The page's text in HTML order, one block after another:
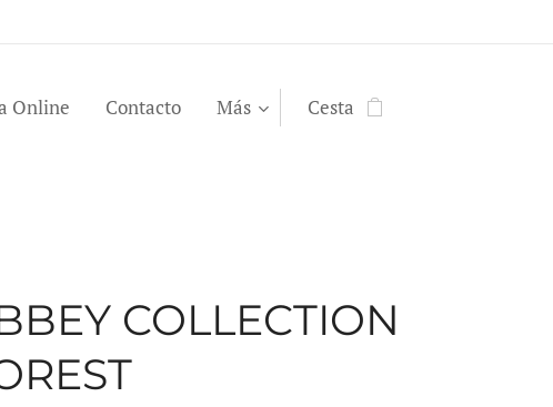
Online Contacto Más Cesta
COLLECTION